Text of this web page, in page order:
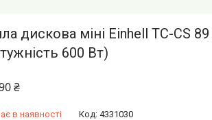
дискова міні Einhell TC-CS
600 Вт)
₴
в наявності Код: 4331030